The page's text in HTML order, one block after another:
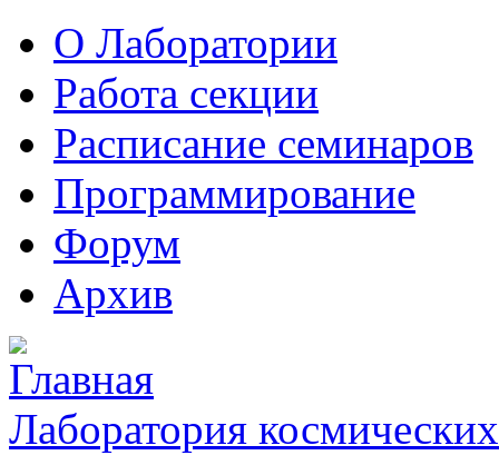
О Лаборатории
Работа секции
Расписание семинаров
Программирование
Форум
Архив
Лаборатория